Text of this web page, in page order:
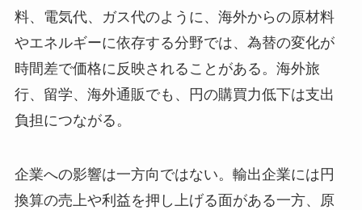
料、電気代、ガス代のように、海外からの原材料
やエネルギーに依存する分野では、為替の変化が
時間差で価格に反映されることがある。海外旅
行、留学、海外通販でも、円の購買力低下は支出
負担につながる。
企業への影響は一方向ではない。輸出企業には円
換算の売上や利益を押し上げる面がある一方、原